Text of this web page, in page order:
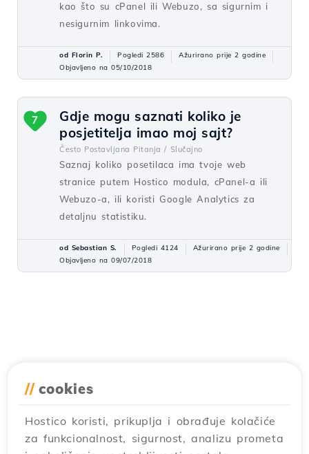
kao što su cPanel ili Webuzo, sa sigurnim i
nesigurnim linkovima.
od Florin P. Pogledi 2586
Ažurirano prije 2 godine
Objavljeno na 05/10/2018
Gdje mogu saznati koliko je
posjetitelja imao moj sajt?
Često Postavljana Pitanja / Slučajno
Saznaj koliko posetilaca ima tvoje web
stranice putem Hostico modula, cPanel-a ili
Webuzo-a, ili koristi Google Analytics za
detaljnu statistiku.
7
od Sebastian S. Pogledi 4124
Ažurirano prije 2 godine
Objavljeno na 09/07/2018
// cookies
Hostico koristi, prikuplja i obrađuje kolačiće
za funkcionalnost, sigurnost, analizu prometa